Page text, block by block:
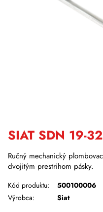
SIAT SDN 19-32
Ručný mechanický
dvojitým prestrihom pásky.
Kód produktu:
500100006
Výrobca:
Siat